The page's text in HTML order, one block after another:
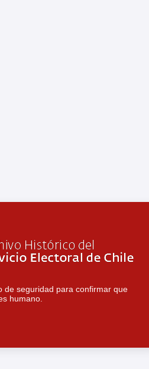
de seguridad para confirmar que
humano.